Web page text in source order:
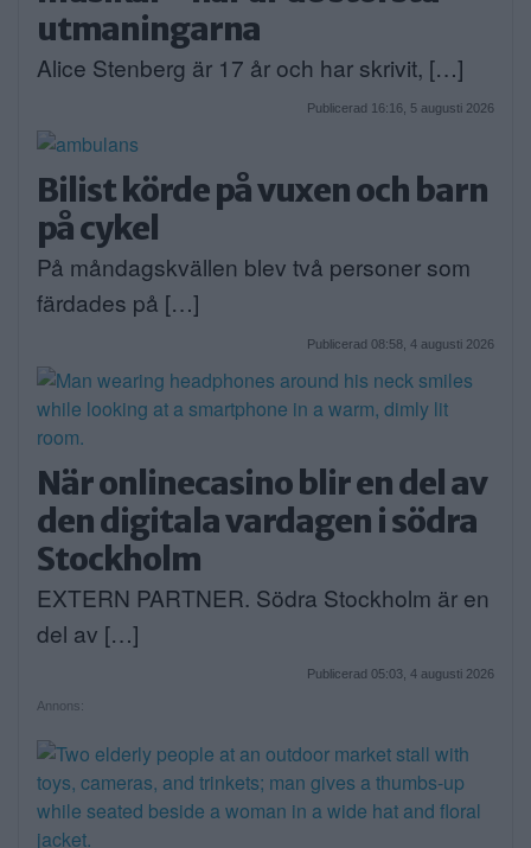
utmaningarna
Alice Stenberg är 17 år och har skrivit, […]
Publicerad 16:16, 5 augusti 2026
Bilist körde på vuxen och barn
på cykel
På måndagskvällen blev två personer som
färdades på […]
Publicerad 08:58, 4 augusti 2026
När onlinecasino blir en del av
den digitala vardagen i södra
Stockholm
EXTERN PARTNER. Södra Stockholm är en
del av […]
Publicerad 05:03, 4 augusti 2026
Annons: